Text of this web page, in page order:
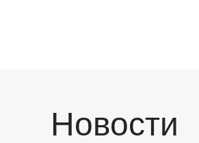
Новости